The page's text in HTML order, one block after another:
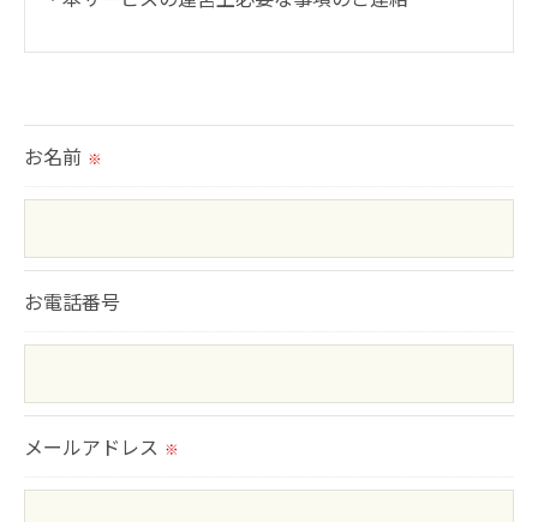
られた場合を除き、
お名前 ※
お電話番号
メールアドレス ※